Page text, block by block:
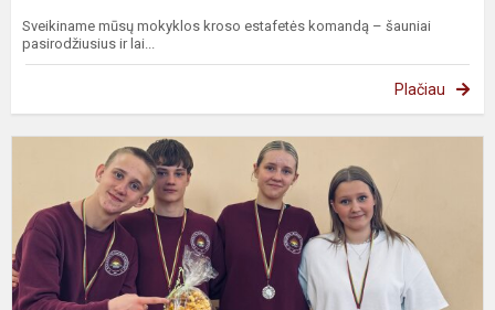
Sveikiname mūsų mokyklos kroso estafetės komandą – šauniai
pasirodžiusius ir lai...
Plačiau